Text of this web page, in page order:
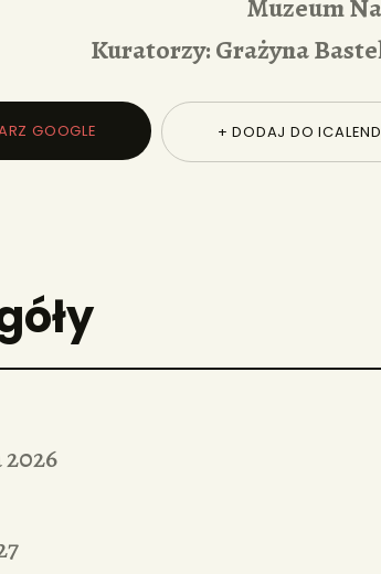
Muzeum
Kuratorzy: Grażyna
GOOGLE + DODAJ DO